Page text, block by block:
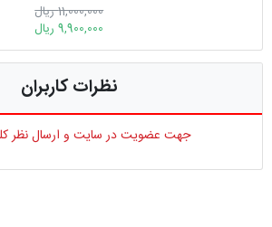
11,000,000 ریال
9,900,000 ریال
نظرات کاربران
جهت عضویت در سایت و ارسال نظر